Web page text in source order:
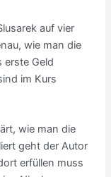
auf vier
wie man die
erste Geld
im Kurs
wie man die
geht der Autor
erfüllen muss